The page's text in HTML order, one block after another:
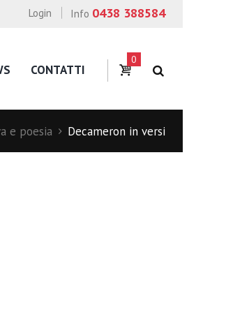
Info 0438 388584
Login
CONTATTI
0
e poesia Decameron in versi